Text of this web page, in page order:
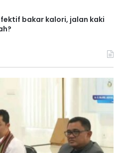
bakar kalori, jalan kaki